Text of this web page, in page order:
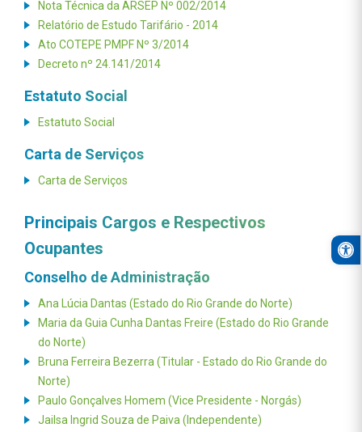
Nota Técnica da ARSEP Nº 002/2014
Relatório de Estudo Tarifário - 2014
Ato COTEPE PMPF Nº 3/2014
Decreto nº 24.141/2014
Estatuto Social
Estatuto Social
Carta de Serviços
Carta de Serviços
Principais Cargos e Respectivos
Ocupantes
Conselho de Administração
Ana Lúcia Dantas (Estado do Rio Grande do Norte)
Maria da Guia Cunha Dantas Freire (Estado do Rio Grande
do Norte)
Bruna Ferreira Bezerra (Titular - Estado do Rio Grande do
Norte)
Paulo Gonçalves Homem (Vice Presidente - Norgás)
Jailsa Ingrid Souza de Paiva (Independente)